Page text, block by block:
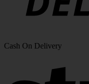
Cash On Delivery